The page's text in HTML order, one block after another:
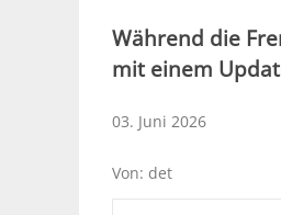
Während die
mit einem
03. Juni 2026
Von: det